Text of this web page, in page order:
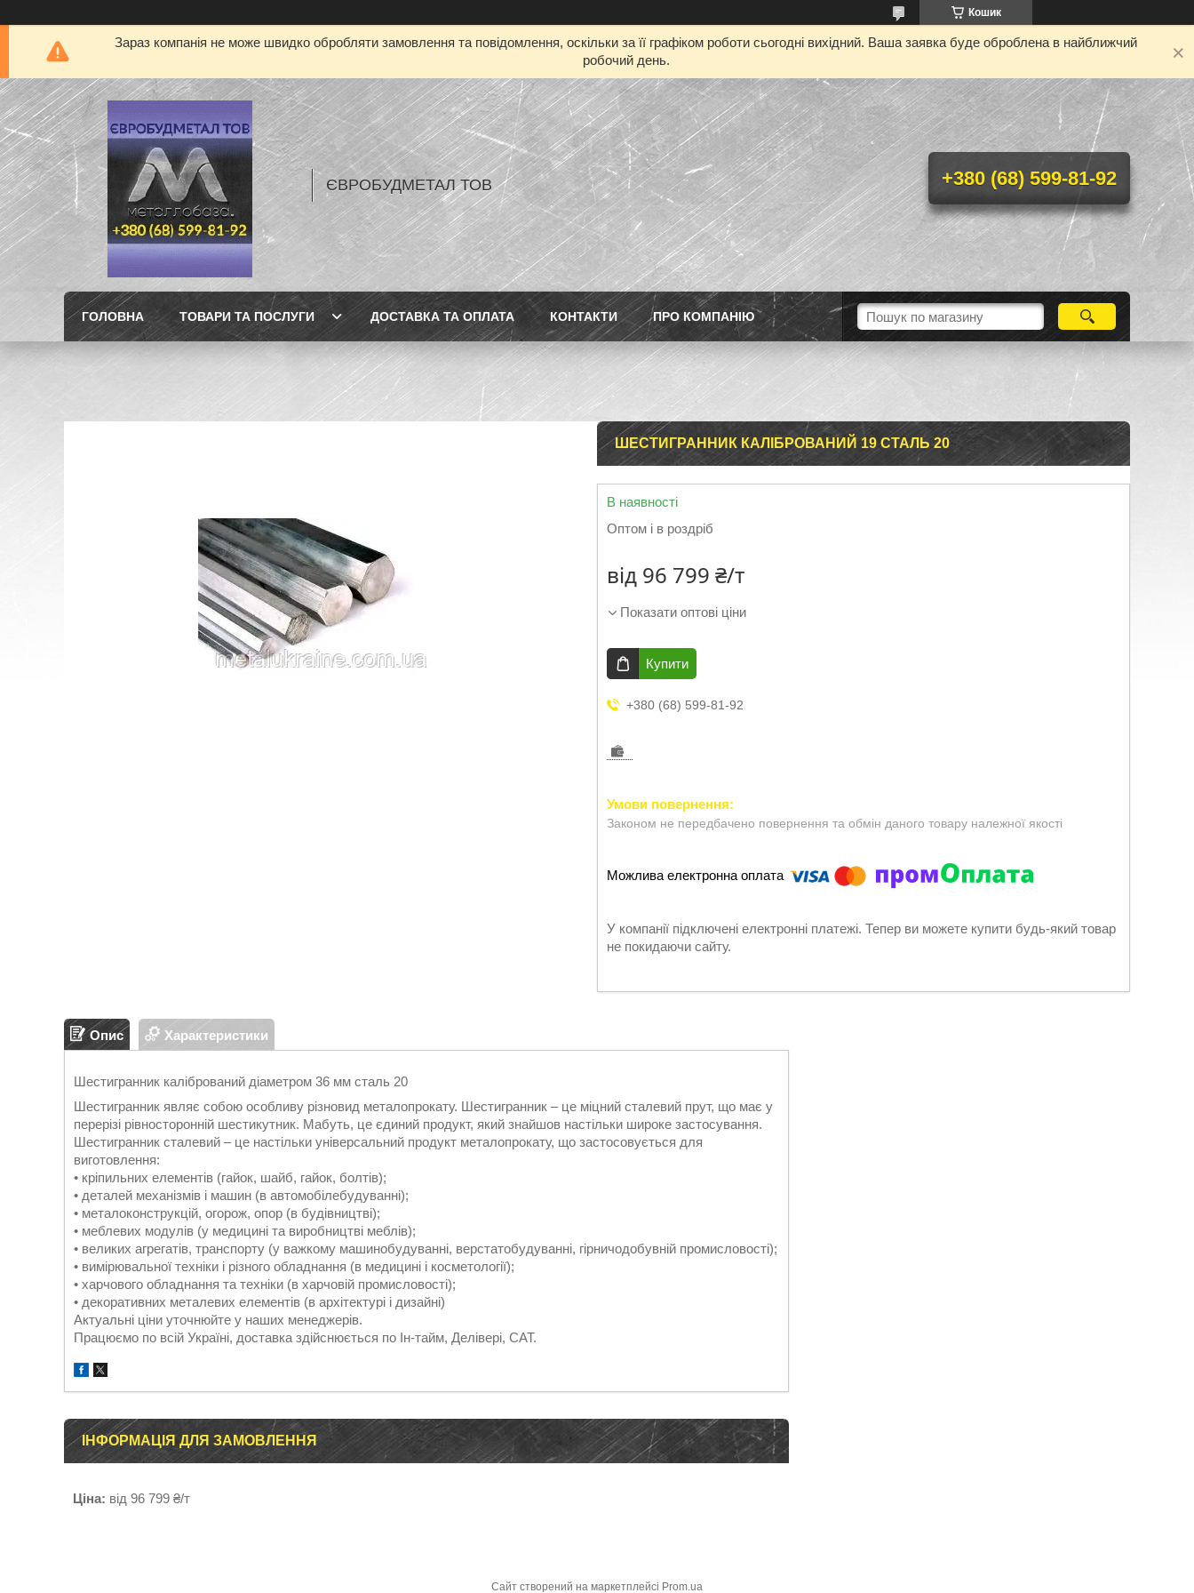
Кошик
Зараз компанія не може швидко обробляти замовлення та повідомлення, оскільки за її графіком роботи сьогодні вихідний. Ваша заявка буде оброблена в найближчий
робочий день.
ЄВРОБУДМЕТАЛ ТОВ +380 (68) 599-81-92
ГОЛОВНА ТОВАРИ ТА ПОСЛУГИ ДОСТАВКА ТА ОПЛАТА КОНТАКТИ ПРО КОМПАНІЮ
ШЕСТИГРАННИК КАЛІБРОВАНИЙ 19 СТАЛЬ 20
В наявності
Оптом і в роздріб
від 96 799 ₴/т
Показати оптові ціни
Купити
+380 (68) 599-81-92
Законом не передбачено повернення та обмін даного товару належної якості
У компанії підключені електронні платежі. Тепер ви можете купити будь-який товар
не покидаючи сайту.
Опис Характеристики
Шестигранник калібрований діаметром 36 мм сталь 20
Шестигранник являє собою особливу різновид металопрокату. Шестигранник – це міцний сталевий прут, що має у
перерізі рівносторонній шестикутник. Мабуть, це єдиний продукт, який знайшов настільки широке застосування.
Шестигранник сталевий – це настільки універсальний продукт металопрокату, що застосовується для
виготовлення:
• кріпильних елементів (гайок, шайб, гайок, болтів);
• деталей механізмів і машин (в автомобілебудуванні);
• металоконструкцій, огорож, опор (в будівництві);
• меблевих модулів (у медицині та виробництві меблів);
• великих агрегатів, транспорту (у важкому машинобудуванні, верстатобудуванні, гірничодобувній промисловості);
• вимірювальної техніки і різного обладнання (в медицині і косметології);
• харчового обладнання та техніки (в харчовій промисловості);
• декоративних металевих елементів (в архітектурі і дизайні)
Актуальні ціни уточнюйте у наших менеджерів.
Працюємо по всій Україні, доставка здійснюється по Ін-тайм, Делівері, САТ.
ІНФОРМАЦІЯ ДЛЯ ЗАМОВЛЕННЯ
Ціна: від 96 799 ₴/т
Сайт створений на маркетплейсі Prom.ua